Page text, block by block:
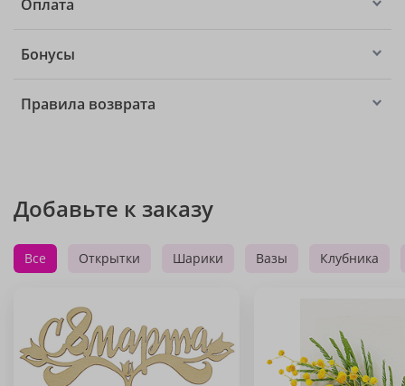
Оплата
Бонусы
Правила возврата
Добавьте к заказу
Все Открытки Шарики Вазы Клубника